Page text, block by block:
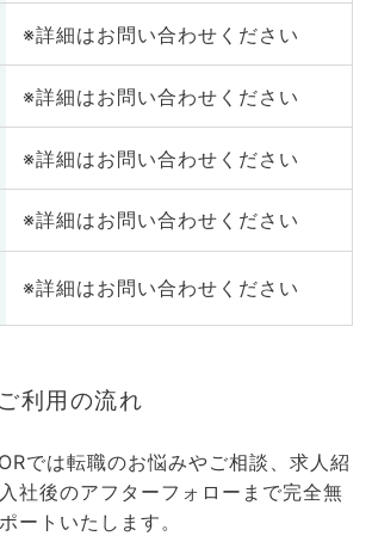
※詳細はお問い合わせください
※詳細はお問い合わせください
※詳細はお問い合わせください
※詳細はお問い合わせください
※詳細はお問い合わせください
利用の流れ
では転職のお悩みやご相談、求人紹
社後のアフターフォローまで完全無
ートいたします。